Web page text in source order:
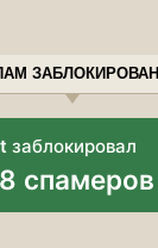
ЗАБЛОКИРОВАН
заблокировал
спамеров